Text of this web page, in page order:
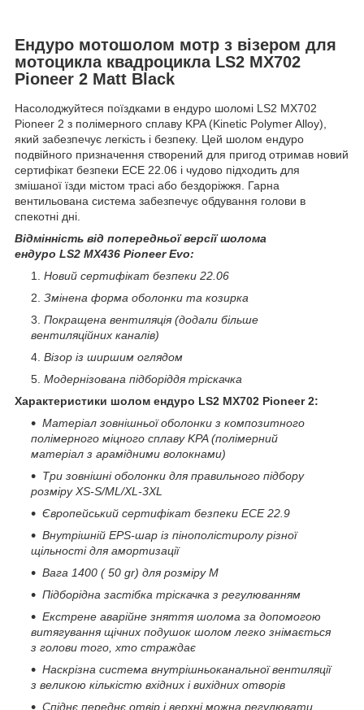
Ендуро мотошолом мотр з візером для
мотоцикла квадроцикла LS2 MX702
Pioneer 2 Matt Black
Насолоджуйтеся поїздками в ендуро шоломі LS2 MX702
Pioneer 2 з полімерного сплаву KPA (Kinetic Polymer Alloy),
який забезпечує легкість і безпеку. Цей шолом ендуро
подвійного призначення створений для пригод отримав новий
сертифікат безпеки ECE 22.06 і чудово підходить для
змішаної їзди містом трасі або бездоріжжя. Гарна
вентильована система забезпечує обдування голови в
спекотні дні.
Відмінність від попередньої версії шолома
ендуро LS2 MX436 PioneerEvo:
Новий сертифікат безпеки 22.06
Змінена форма оболонки та козирка
Покращена вентиляція (додали більше
вентиляційних каналів)
Візор із ширшим оглядом
Модернізована підборіддя тріскачка
Характеристики шолом ендуро LS2 MX702 Pioneer 2:
Матеріал зовнішньої оболонки з композитного
полімерного міцного сплаву KPA (полімерний
матеріал з арамідними волокнами)
Три зовнішні оболонки для правильного підбору
розміру XS-S/ML/XL-3XL
Європейський сертифікат безпеки ECE 22.9
Внутрішній EPS-шар із пінополістиролу різної
щільності для амортизації
Вага 1400 ( 50 gr) для розміру М
Підборідна застібка тріскачка з регулюванням
Екстрене аварійне зняття шолома за допомогою
витягування щічних подушок шолом легко знімається
з голови того, хто страждає
Наскрізна система внутрішньоканальної вентиляції
з великою кількістю вхідних і вихідних отворів
Спіднє переднє отвір і верхні можна регулювати